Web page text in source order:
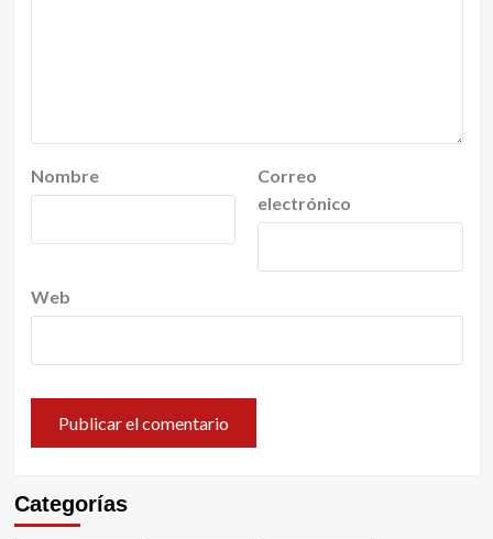
Nombre
Correo
electrónico
Web
Categorías